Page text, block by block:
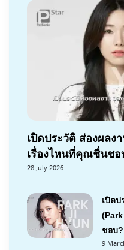
เปิดประวัติ ส่องผลง
เรื่องไหนที่คุณชื่นชอ
28 July 2026
เปิด
ชอบ?
9